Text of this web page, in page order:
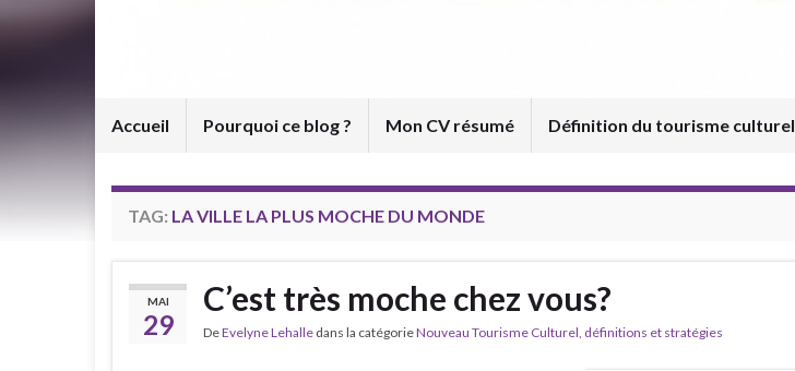
Accueil Pourquoi ce blog ? Mon CV résumé Définition du tourisme culturel
TAG: LA VILLE LA PLUS MOCHE DU MONDE
MAI
29
C’est très moche chez vous?
DeEvelyne Lehalle dans la catégorieNouveau Tourisme Culturel, définitions et stratégies